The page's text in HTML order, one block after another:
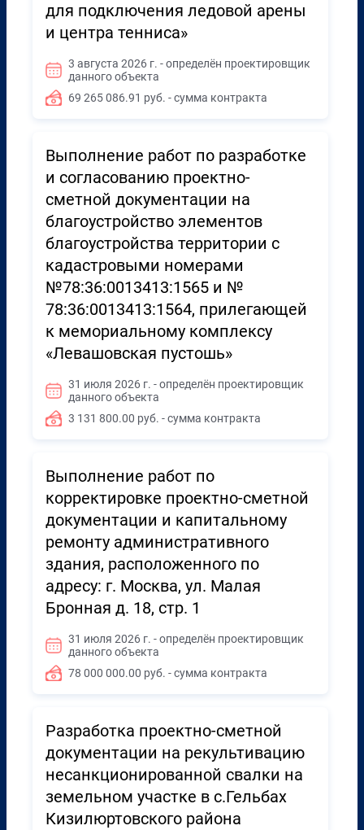
для подключения ледовой арены
и центра тенниса»
3 августа 2026 г. - определён проектировщик
данного объекта
69 265 086.91 руб. - сумма контракта
Выполнение работ по разработке
и согласованию проектно-
сметной документации на
благоустройство элементов
благоустройства территории с
кадастровыми номерами
№78:36:0013413:1565 и №
78:36:0013413:1564, прилегающей
к мемориальному комплексу
«Левашовская пустошь»
31 июля 2026 г. - определён проектировщик
данного объекта
3 131 800.00 руб. - сумма контракта
Выполнение работ по
корректировке проектно-сметной
документации и капитальному
ремонту административного
здания, расположенного по
адресу: г. Москва, ул. Малая
Бронная д. 18, стр. 1
31 июля 2026 г. - определён проектировщик
данного объекта
78 000 000.00 руб. - сумма контракта
Разработка проектно-сметной
документации на рекультивацию
несанкционированной свалки на
земельном участке в с.Гельбах
Кизилюртовского района